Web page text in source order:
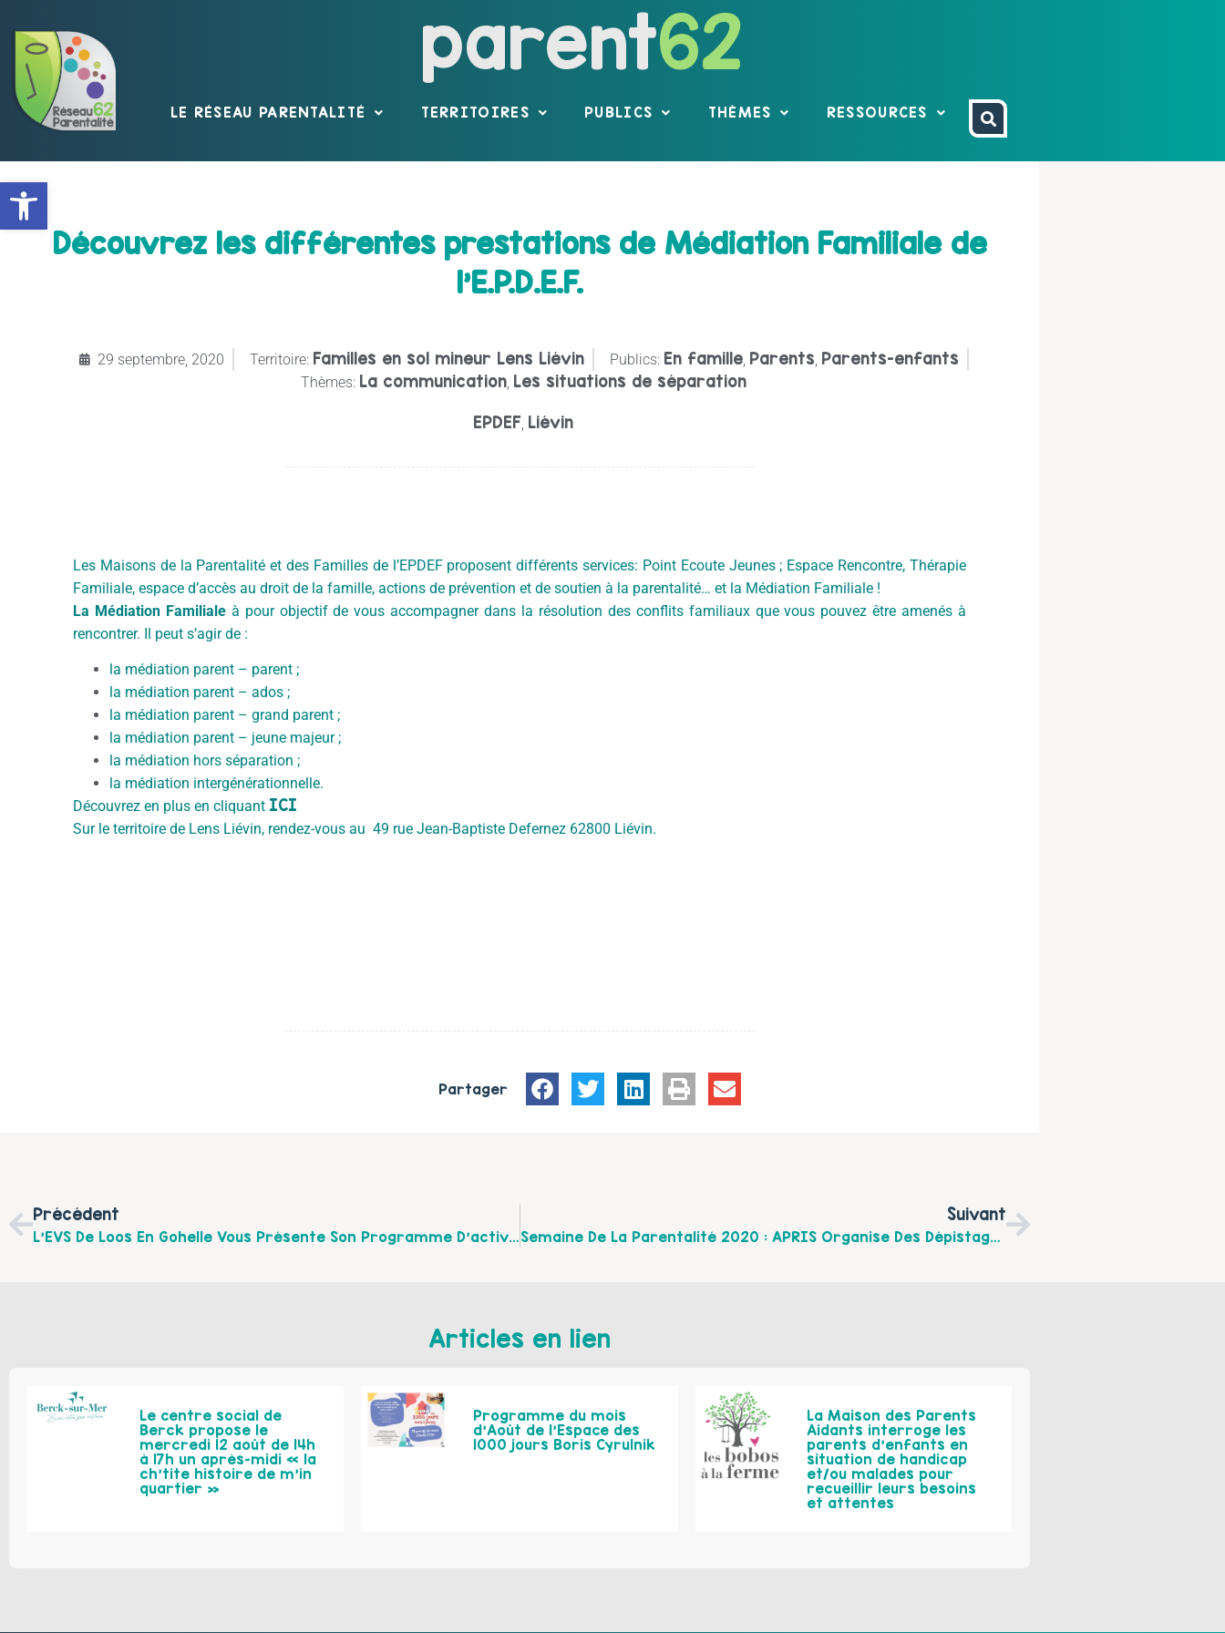
Ouvrir la barre d’outils
parent62
LE RÉSEAU PARENTALITÉ TERRITOIRES PUBLICS THÈMES RESSOURCES
Découvrez les différentes prestations de Médiation Familiale de
l'E.P.D.E.F.
29 septembre, 2020 Territoire: Familles en sol mineur Lens Liévin Publics: En famille Parents Parents-enfants
Thèmes: La communication, Les situations de séparation
EPDEF Liévin
Les Maisons de la Parentalité et des Familles de l’EPDEF proposent différents services: Point Ecoute Jeunes ; Espace Rencontre, Thérapie
Familiale, espace d’accès au droit de la famille, actions de prévention et de soutien à la parentalité… et la Médiation Familiale !
La Médiation Familialeà pour objectif de vous accompagner dans la résolution des conflits familiaux que vous pouvez être amenés à
rencontrer. Il peut s’agir de :
la médiation parent – parent ;
la médiation parent – ados ;
la médiation parent – grand parent ;
la médiation parent – jeune majeur ;
la médiation hors séparation ;
la médiation intergénérationnelle.
Découvrez en plus en cliquant ICI
Sur le territoire de Lens Liévin, rendez-vous au 49 rue Jean-Baptiste Defernez 62800 Liévin.
Partager
Précédent
L’EVS De Loos En Gohelle Vous Présente Son Programme D’activités !
Suivant
Semaine De La Parentalité 2020 : APRIS Organise Des Dépistages Sensoriels Et Langagiers
Articles en lien
Le centre social de
Berck propose le
mercredi 12 août de 14h
à 17h un après-midi « la
ch’tite histoire de m’in
quartier »
Programme du mois
d’Août de l’Espace des
1000 jours Boris Cyrulnik
La Maison des Parents
Aidants interroge les
parents d’enfants en
situation de handicap
et/ou malades pour
recueillir leurs besoins
et attentes